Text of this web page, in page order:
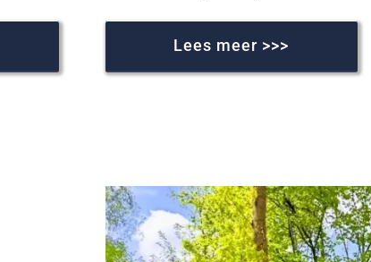
Lees meer >>>